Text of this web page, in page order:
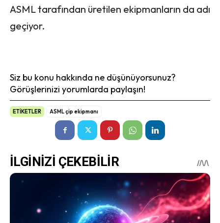
ASML tarafından üretilen ekipmanların da adı
geçiyor.
Siz bu konu hakkında ne düşünüyorsunuz?
Görüşlerinizi yorumlarda paylaşın!
ETİKETLER ASML çip ekipmanı